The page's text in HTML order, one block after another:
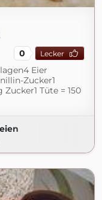
0 Lecker
Eier
Zucker1
Tüte = 150